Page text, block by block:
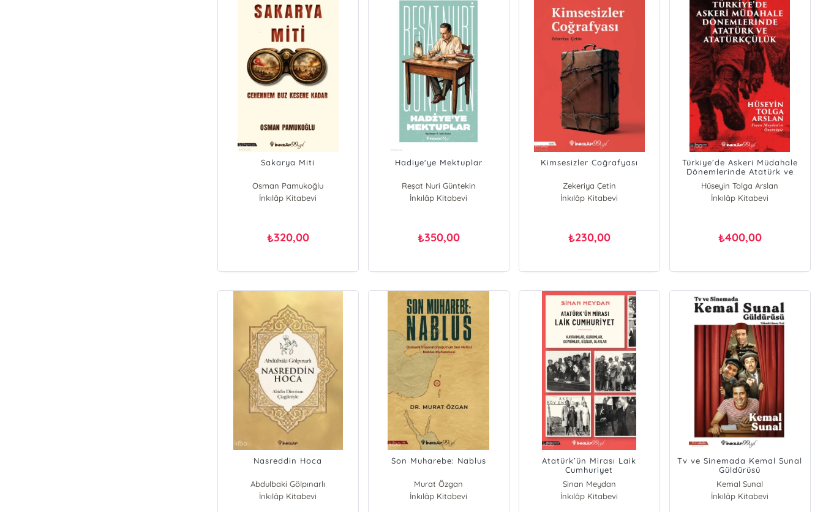
Sakarya Miti
Osman Pamukoğlu
İnkılâp Kitabevi
₺320,00
Hadiye'ye Mektuplar
Reşat Nuri Güntekin
İnkılâp Kitabevi
₺350,00
Kimsesizler Coğrafyası
Zekeriya Çetin
İnkılâp Kitabevi
₺230,00
Türkiye’de Askeri Müdahale
Dönemlerinde Atatürk ve
Atatürkçülük
Hüseyin Tolga Arslan
İnkılâp Kitabevi
₺400,00
Nasreddin Hoca
Abdulbaki Gölpınarlı
İnkılâp Kitabevi
Son Muharebe: Nablus
Murat Özgan
İnkılâp Kitabevi
Atatürk’ün Mirası Laik
Cumhuriyet
Sinan Meydan
İnkılâp Kitabevi
Tv ve Sinemada Kemal Sunal
Güldürüsü
Kemal Sunal
İnkılâp Kitabevi